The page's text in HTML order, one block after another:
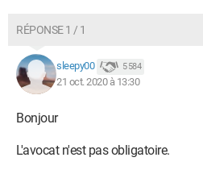
RÉPONSE 1 / 1
sleepy00 5 584
21 oct. 2020 à 13:30
Bonjour
L'avocat n'est pas obligatoire.